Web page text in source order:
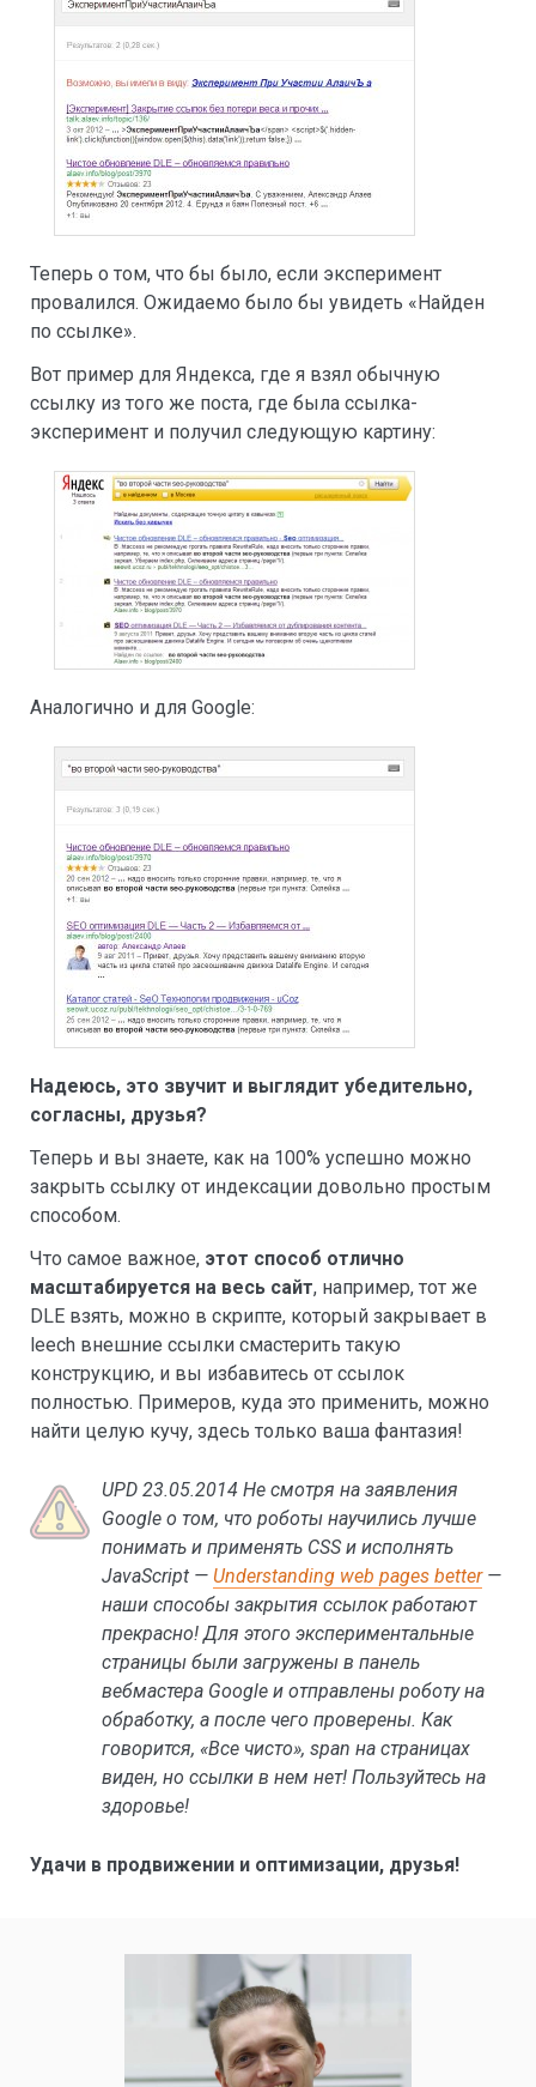
Теперь о том, что бы было, если эксперимент
провалился. Ожидаемо было бы увидеть «Найден
по ссылке».
Вот пример для Яндекса, где я взял обычную
ссылку из того же поста, где была ссылка-
эксперимент и получил следующую картину:
Аналогично и для Google:
Надеюсь, это звучит и выглядит убедительно,
согласны, друзья?
Теперь и вы знаете, как на 100% успешно можно
закрыть ссылку от индексации довольно простым
способом.
Что самое важное, этот способ отлично
масштабируется на весь сайт, например, тот же
DLE взять, можно в скрипте, который закрывает в
leech внешние ссылки смастерить такую
конструкцию, и вы избавитесь от ссылок
полностью. Примеров, куда это применить, можно
найти целую кучу, здесь только ваша фантазия!
UPD 23.05.2014 Не смотря на заявления
Google о том, что роботы научились лучше
понимать и применять CSS и исполнять
JavaScript — Understanding web pages better—
наши способы закрытия ссылок работают
прекрасно! Для этого экспериментальные
страницы были загружены в панель
вебмастера Google и отправлены роботу на
обработку, а после чего проверены. Как
говорится, «Все чисто», span на страницах
виден, но ссылки в нем нет! Пользуйтесь на
здоровье!
Удачи в продвижении и оптимизации, друзья!